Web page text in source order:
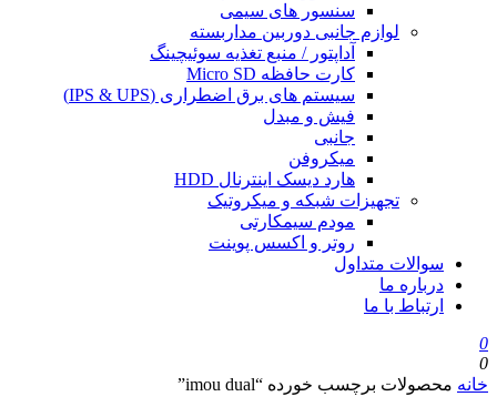
سنسور های سیمی
لوازم جانبی دوربین مداربسته
آداپتور / منبع تغذیه سوئیچینگ
کارت حافظه Micro SD
سیستم های برق اضطراری (IPS & UPS)
فیش و مبدل
جانبی
میکروفن
هارد دیسک اینترنال HDD
تجهیزات شبکه و میکروتیک
مودم سیمکارتی
روتر و اکسس پوینت
سوالات متداول
درباره ما
ارتباط با ما
0
0
خانه محصولات برچسب خورده “imou dual”